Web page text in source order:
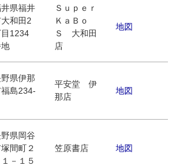
県福井
和田2
1234
Ｓｕｐｅｒ
ＫａＢｏ
Ｓ 大和田
店
地図
県伊那
島234-
平安堂 伊
那店
地図
県岡谷
間町２
１－１５
笠原書店 地図